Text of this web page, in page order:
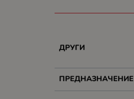
ДРУГИ
ПРЕДНАЗНАЧЕНИЕ